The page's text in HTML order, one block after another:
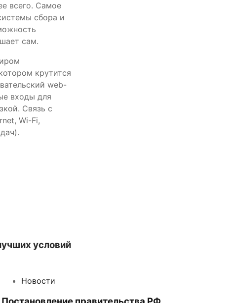
всего. Самое
сбора и
сам.
крутится
web-
входы для
Связь с
Wi-Fi,
условий
Новости